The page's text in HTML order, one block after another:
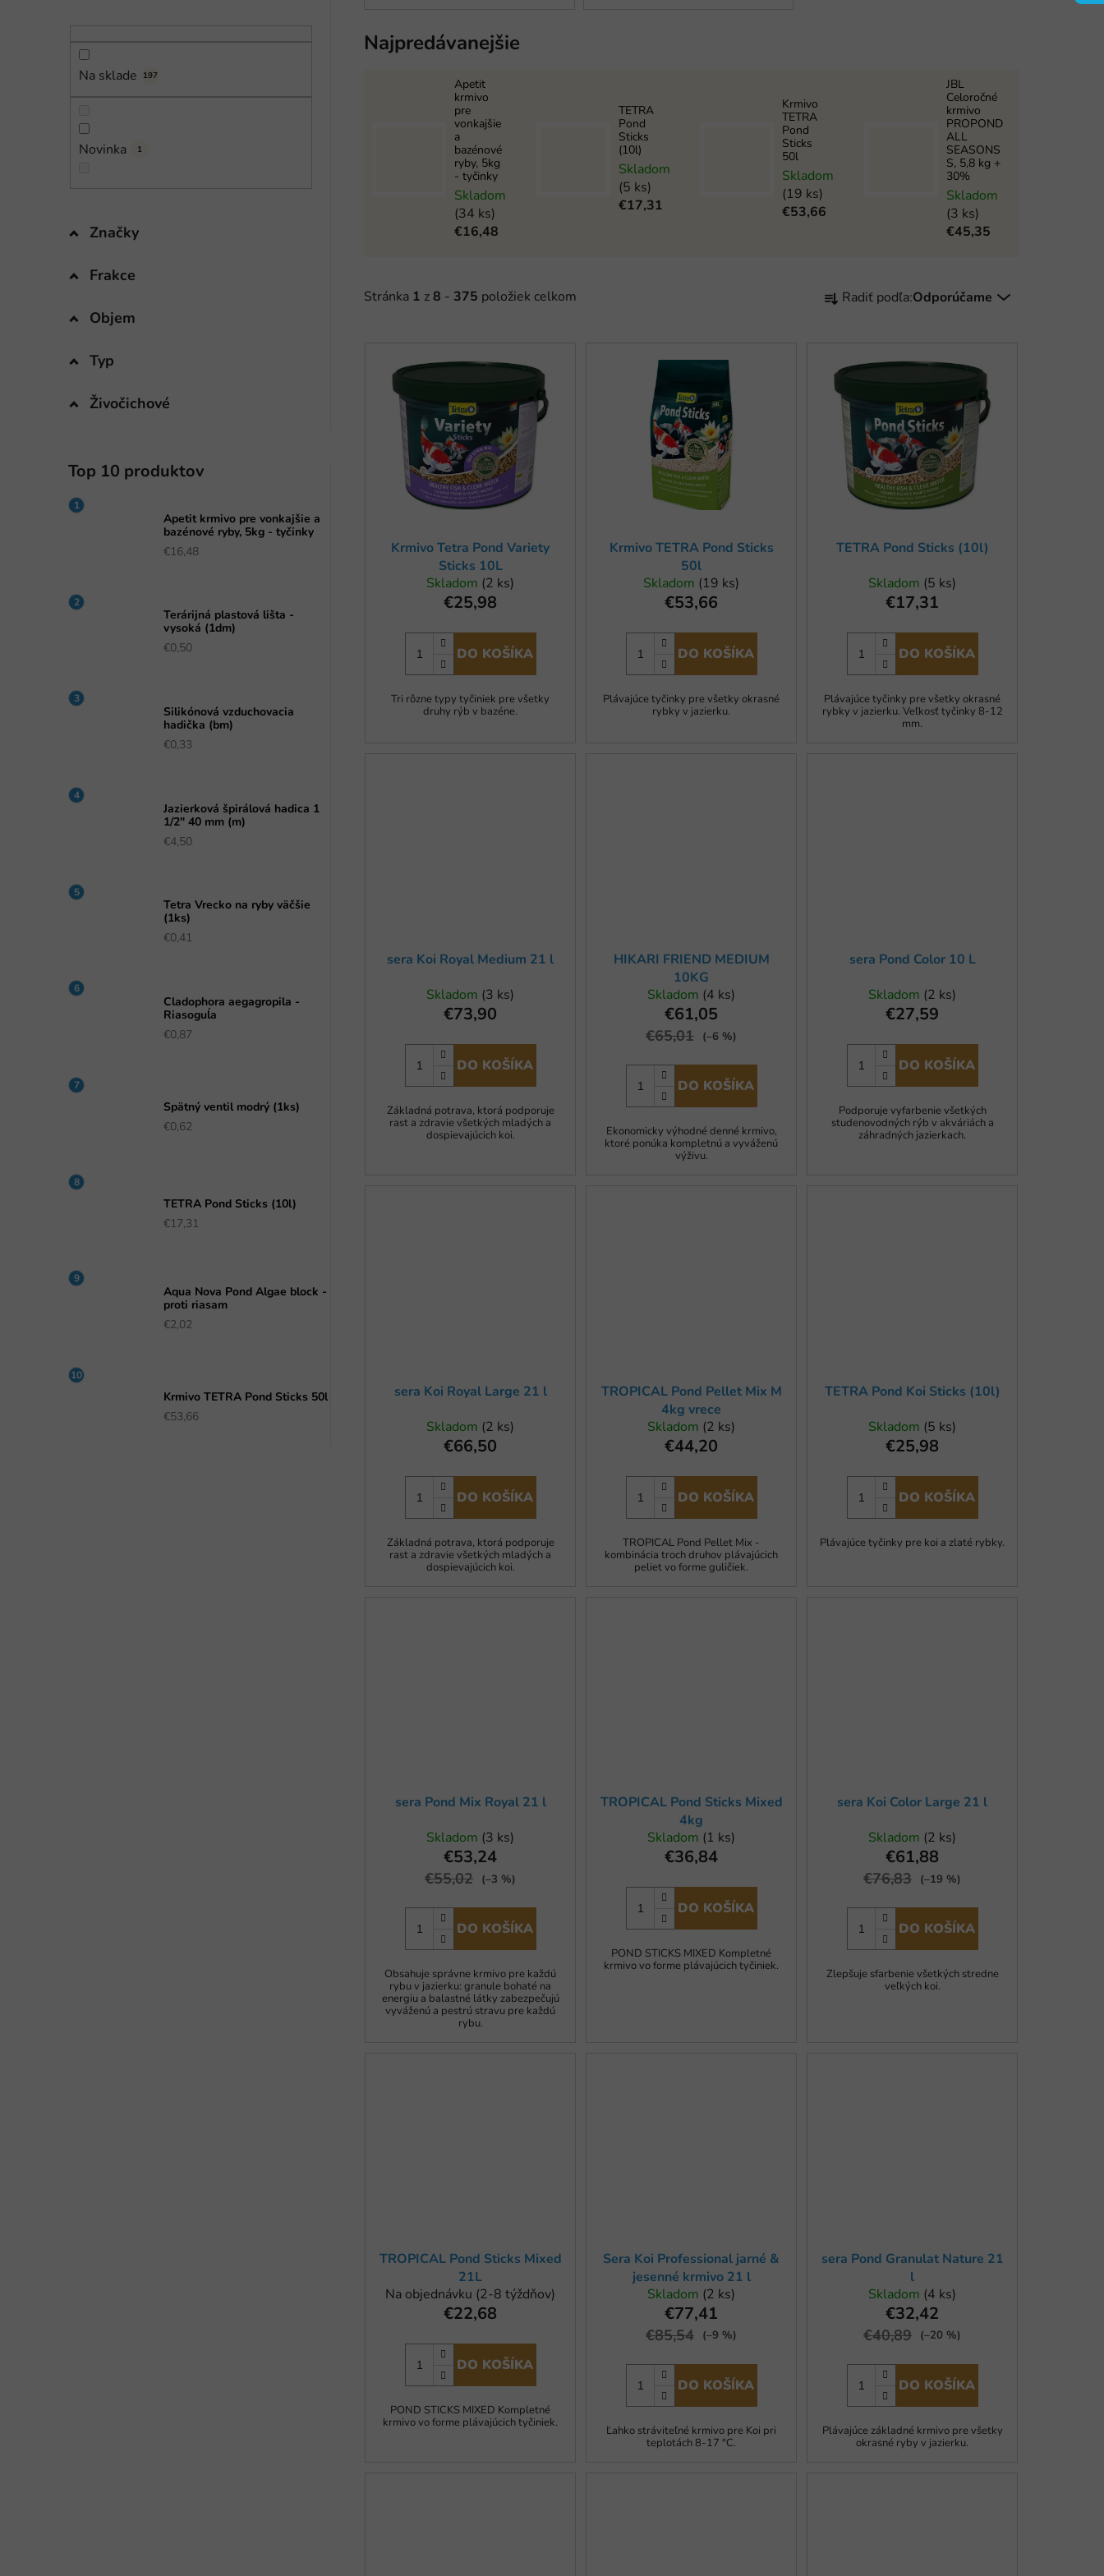
Na sklade 197
Novinka 1
Značky
Frakce
Objem
Typ
Živočichové
Top 10 produktov
Apetit krmivo pre vonkajšie a
bazénové ryby, 5kg - tyčinky
€16,48
Terárijná plastová lišta -
vysoká (1dm)
€0,50
Silikónová vzduchovacia
hadička (bm)
€0,33
Jazierková špirálová hadica 1
1/2" 40 mm (m)
€4,50
Tetra Vrecko na ryby väčšie
(1ks)
€0,41
Cladophora aegagropila -
Riasoguĺa
€0,87
Spätný ventil modrý (1ks)
€0,62
TETRA Pond Sticks (10l)
€17,31
Aqua Nova Pond Algae block -
proti riasam
€2,02
Krmivo TETRA Pond Sticks 50l
€53,66
Najpredávanejšie
Apetit
krmivo
pre
vonkajšie
a
bazénové
ryby, 5kg
- tyčinky
Skladom
(34 ks)
€16,48
TETRA
Pond
Sticks
(10l)
Skladom
(5 ks)
€17,31
Krmivo
TETRA
Pond
Sticks
50l
Skladom
(19 ks)
€53,66
JBL
Celoročné
krmivo
PROPOND
ALL
SEASONS
S, 5,8 kg +
30%
Skladom
(3 ks)
€45,35
Stránka 1 z8 - 375 položiek celkom
a
n
Radiť podľa:Odporúčame
Krmivo Tetra Pond Variety
Sticks 10L
Skladom (2 ks)
€25,98
DO KOŠÍKA
Tri rôzne typy tyčiniek pre všetky
druhy rýb v bazéne.
Krmivo TETRA Pond Sticks
50l
Skladom (19 ks)
€53,66
DO KOŠÍKA
Plávajúce tyčinky pre všetky okrasné
rybky v jazierku.
TETRA Pond Sticks (10l)
Skladom (5 ks)
€17,31
DO KOŠÍKA
Plávajúce tyčinky pre všetky okrasné
rybky v jazierku. Veľkosť tyčinky 8-12
mm.
sera Koi Royal Medium 21 l
Skladom (3 ks)
€73,90
DO KOŠÍKA
Základná potrava, ktorá podporuje
rast a zdravie všetkých mladých a
dospievajúcich koi.
HIKARI FRIEND MEDIUM
10KG
Skladom (4 ks)
€61,05
€65,01 (–6 %)
DO KOŠÍKA
Ekonomicky výhodné denné krmivo,
ktoré ponúka kompletnú a vyváženú
výživu.
sera Pond Color 10 L
Skladom (2 ks)
€27,59
DO KOŠÍKA
Podporuje vyfarbenie všetkých
studenovodných rýb v akváriách a
záhradných jazierkach.
sera Koi Royal Large 21 l
Skladom (2 ks)
€66,50
DO KOŠÍKA
Základná potrava, ktorá podporuje
rast a zdravie všetkých mladých a
dospievajúcich koi.
TROPICAL Pond Pellet Mix M
4kg vrece
Skladom (2 ks)
€44,20
DO KOŠÍKA
TROPICAL Pond Pellet Mix -
kombinácia troch druhov plávajúcich
peliet vo forme guličiek.
TETRA Pond Koi Sticks (10l)
Skladom (5 ks)
€25,98
DO KOŠÍKA
Plávajúce tyčinky pre koi a zlaté rybky.
sera Pond Mix Royal 21 l
Skladom (3 ks)
€53,24
€55,02 (–3 %)
DO KOŠÍKA
Obsahuje správne krmivo pre každú
rybu v jazierku: granule bohaté na
energiu a balastné látky zabezpečujú
vyváženú a pestrú stravu pre každú
rybu.
TROPICAL Pond Sticks Mixed
4kg
Skladom (1 ks)
€36,84
DO KOŠÍKA
POND STICKS MIXED Kompletné
krmivo vo forme plávajúcich tyčiniek.
sera Koi Color Large 21 l
Skladom (2 ks)
€61,88
€76,83 (–19 %)
DO KOŠÍKA
Zlepšuje sfarbenie všetkých stredne
veľkých koi.
TROPICAL Pond Sticks Mixed
21L
Na objednávku (2-8 týždňov)
€22,68
DO KOŠÍKA
POND STICKS MIXED Kompletné
krmivo vo forme plávajúcich tyčiniek.
Sera Koi Professional jarné &
jesenné krmivo 21 l
Skladom (2 ks)
€77,41
€85,54 (–9 %)
DO KOŠÍKA
Ľahko stráviteľné krmivo pre Koi pri
teplotách 8-17 °C.
sera Pond Granulat Nature 21
l
Skladom (4 ks)
€32,42
€40,89 (–20 %)
DO KOŠÍKA
Plávajúce základné krmivo pre všetky
okrasné ryby v jazierku.